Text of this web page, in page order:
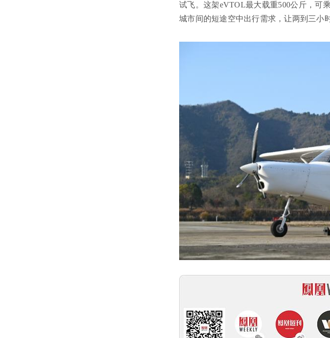
试飞。这架eVTOL最大载重500公斤，可
城市间的短途空中出行需求，让两到三小